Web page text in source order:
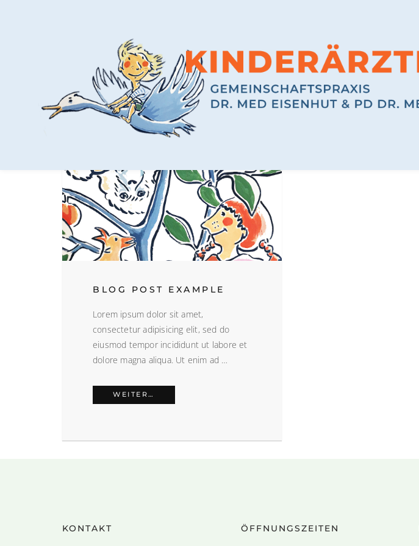
LATEST BLOG POSTS
BLOG POST EXAMPLE
Lorem ipsum dolor sit amet,
consectetur adipisicing elit, sed do
eiusmod tempor incididunt ut labore et
dolore magna aliqua. Ut enim ad …
WEITER…
KONTAKT ÖFFNUNGSZEITEN